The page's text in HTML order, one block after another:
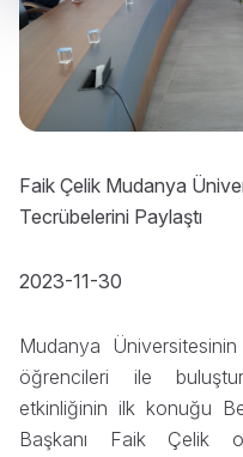
Faik Çelik Mudanya
Tecrübelerini Paylaştı
2023-11-30
Mudanya Üniversitesinin
öğrencileri ile
etkinliğinin ilk konuğu
Başkanı Faik Çelik